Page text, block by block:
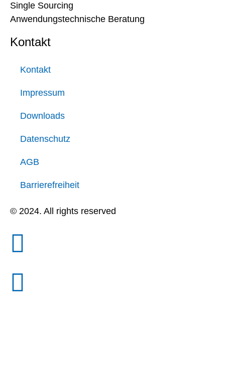
Single Sourcing
Anwendungstechnische Beratung
Kontakt
Kontakt
Impressum
Downloads
Datenschutz
AGB
Barrierefreiheit
© 2024. All rights reserved